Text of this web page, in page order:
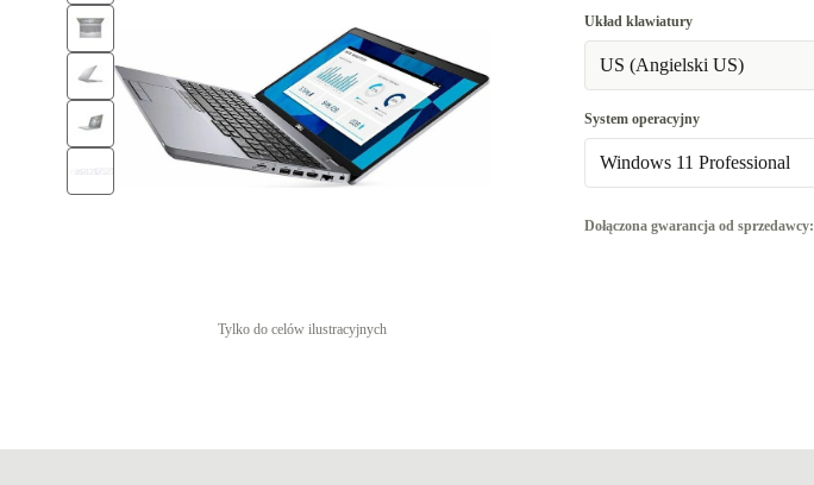
Tylko do celów ilustracyjnych
512 GB
1000 GB
Układ klawiatury
US (Angielski US)
System operacyjny
Windows 11 Professional
Dołączona gwarancja od sprzedawcy: